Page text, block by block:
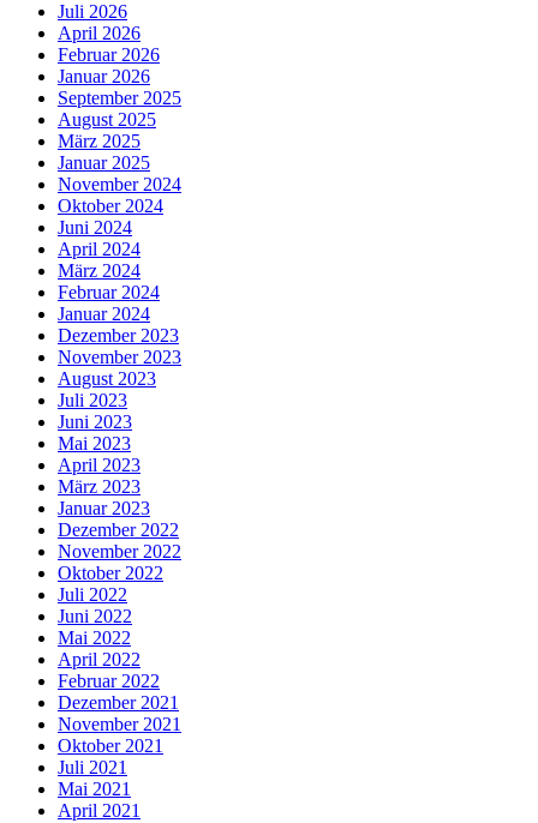
Juli 2026
April 2026
Februar 2026
Januar 2026
September 2025
August 2025
März 2025
Januar 2025
November 2024
Oktober 2024
Juni 2024
April 2024
März 2024
Februar 2024
Januar 2024
Dezember 2023
November 2023
August 2023
Juli 2023
Juni 2023
Mai 2023
April 2023
März 2023
Januar 2023
Dezember 2022
November 2022
Oktober 2022
Juli 2022
Juni 2022
Mai 2022
April 2022
Februar 2022
Dezember 2021
November 2021
Oktober 2021
Juli 2021
Mai 2021
April 2021